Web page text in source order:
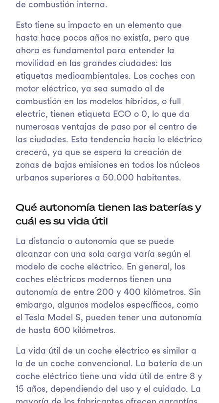
de combustión interna.
Esto tiene su impacto en un elemento que
hasta hace pocos años no existía, pero que
ahora es fundamental para entender la
movilidad en las grandes ciudades: las
etiquetas medioambientales. Los coches con
motor eléctrico, ya sea sumado al de
combustión en los modelos híbridos, o full
electric, tienen etiqueta ECO o 0, lo que da
numerosas ventajas de paso por el centro de
las ciudades. Esta tendencia hacia lo eléctrico
crecerá, ya que se espera la creación de
zonas de bajas emisiones en todos los núcleos
urbanos superiores a 50.000 habitantes.
Qué autonomía tienen las baterías y
cuál es su vida útil
La distancia o autonomía que se puede
alcanzar con una sola carga varía según el
modelo de coche eléctrico. En general, los
coches eléctricos modernos tienen una
autonomía de entre 200 y 400 kilómetros. Sin
embargo, algunos modelos específicos, como
el Tesla Model S, pueden tener una autonomía
de hasta 600 kilómetros.
La vida útil de un coche eléctrico es similar a
la de un coche convencional. La batería de un
coche eléctrico tiene una vida útil de entre 8 y
15 años, dependiendo del uso y el cuidado. La